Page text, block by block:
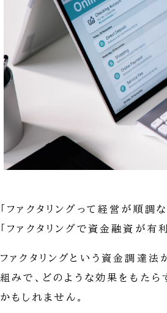
「ファクタリングって経営が順調
「ファクタリングで資金融資が有
ファクタリングという資金調達法
組みで、どのような効果をもた
かもしれません。